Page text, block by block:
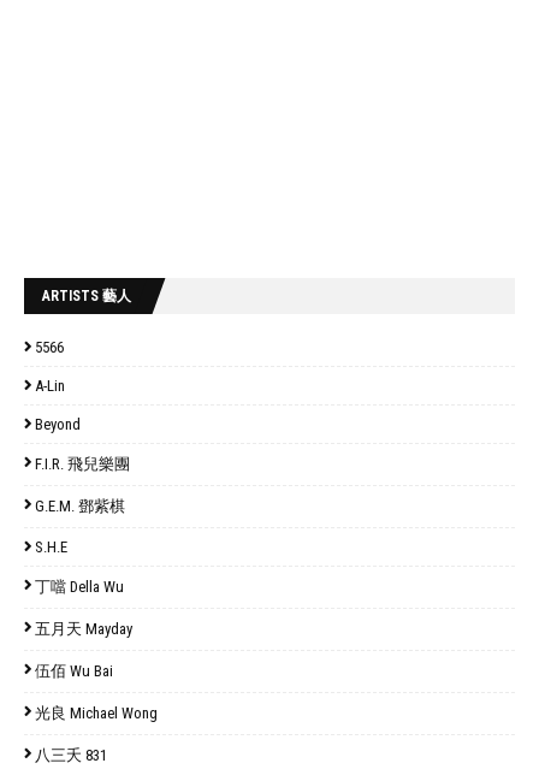
ARTISTS 藝人
5566
A-Lin
Beyond
F.I.R. 飛兒樂團
G.E.M. 鄧紫棋
S.H.E
丁噹 Della Wu
五月天 Mayday
伍佰 Wu Bai
光良 Michael Wong
八三夭 831